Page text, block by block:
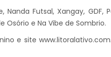
Futsal, Xangay,
Osório e Na Vibe de Sombrio.
e site